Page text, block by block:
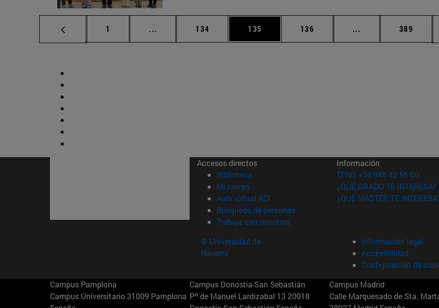
Página
1 ... Páginas intermedias Use TAB para desplazarse.
Página
134 Página
135 Página
136 ... Páginas Página
389
Accesos directos
Biblioteca (abre en nueva ventana)
Mi correo(abre en nueva ventana)
Aula virtual ADI (abre en nueva ventana)
Búsqueda de personas(abre en nueva ventana)
Trabaja con nosotros(abre en nueva ventana)
Información
TFNO +34 948 42 56 00
¿QUÉ GRADO TE INTERESA?
¿QUÉ MÁSTER TE
© Universidad de
Navarra
Información legal
Accesibilidad
Configuración de
Campus Pamplona
Campus Universitario 31009 Pamplona
Campus Donostia-San Sebastián
Pº de Manuel Lardizabal 13 20018
Campus Madrid
Calle Marquesado de Sta.